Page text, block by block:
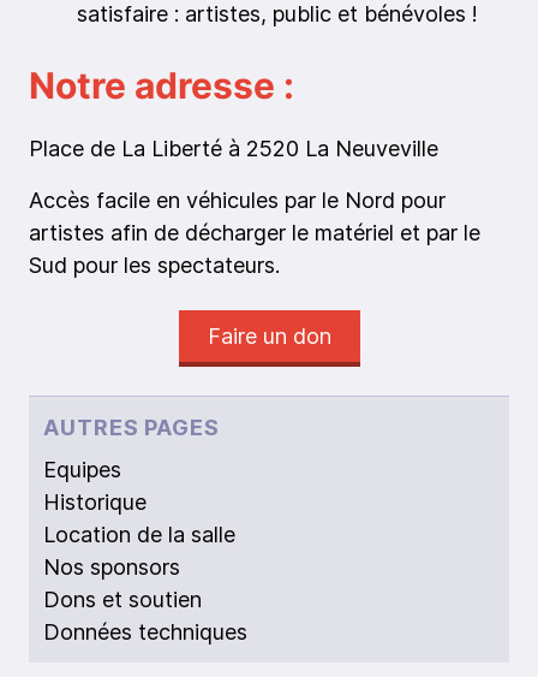
satisfaire : artistes, public et bénévoles !
Notre adresse :
Place de La Liberté à 2520 La Neuveville
Accès facile en véhicules par le Nord pour
artistes afin de décharger le matériel et par le
Sud pour les spectateurs.
Faire un don
AUTRES PAGES
Equipes
Historique
Location de la salle
Nos sponsors
Dons et soutien
Données techniques